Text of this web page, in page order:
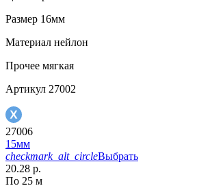
Размер 16мм
Материал нейлон
Прочее мягкая
Артикул 27002
27006
15мм
checkmark_alt_circleВыбрать
20.28 р.
По 25 м